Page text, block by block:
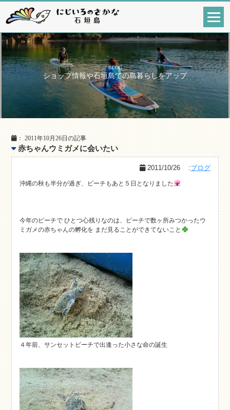
BLOG
ショップ情報や石垣島での島暮らしをアップ
： 2011年10月26日の記事
赤ちゃんウミガメに会いたい
2011/10/26 :ブログ
沖縄の秋も半分が過ぎ、ビーチもあと５日となりました
今年のビーチで ひとつ心残りなのは、ビーチで数ヶ所みつかったウ
ミガメの赤ちゃんの孵化を まだ見ることができてないこと
４年前、サンセットビーチで出逢った小さな命の誕生